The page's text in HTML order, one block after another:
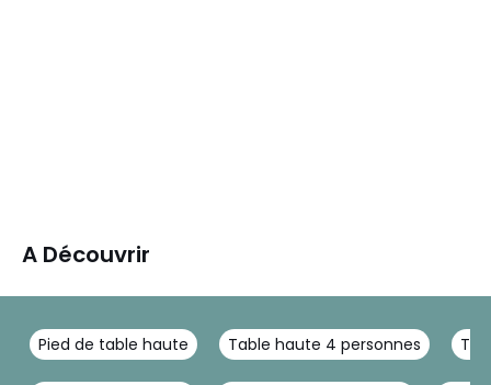
A Découvrir
Pied de table haute Table haute 4 personnes